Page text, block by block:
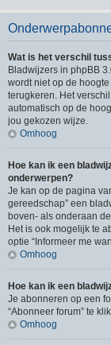
Wat is het verschil
Bladwijzers in phpBB
wordt niet op de
terugkeren. Het
automatisch op de
jou gekozen wijze.
Omhoog
Hoe kan ik een
onderwerpen?
Je kan op de pagina
gereedschap” een
boven- als onderaan
Het is ook mogelijk te
optie “Informeer me
Omhoog
Hoe kan ik een
Je abonneren op een
“Abonneer forum” te
Omhoog